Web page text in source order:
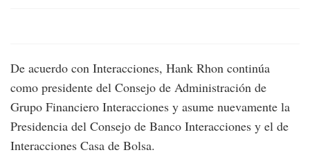
De acuerdo con Interacciones, Hank Rhon continúa
como presidente del Consejo de Administración de
Grupo Financiero Interacciones y asume nuevamente la
Presidencia del Consejo de Banco Interacciones y el de
Interacciones Casa de Bolsa.